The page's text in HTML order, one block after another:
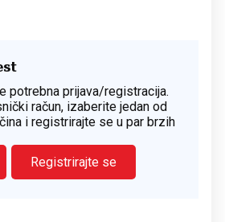
potrebna prijava/registracija.
račun, izaberite jedan od
i registrirajte se u par brzih
Registrirajte se